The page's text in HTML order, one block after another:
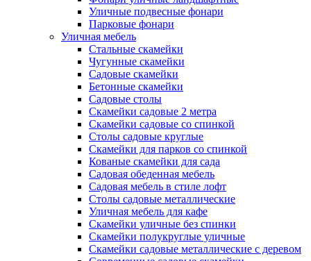
Уличные подвесные фонари
Парковые фонари
Уличная мебель
Стальные скамейки
Чугунные скамейки
Садовые скамейки
Бетонные скамейки
Садовые столы
Скамейки садовые 2 метра
Cкамейки садовые со спинкой
Столы садовые круглые
Скамейки для парков со спинкой
Кованые скамейки для сада
Садовая обеденная мебель
Садовая мебель в стиле лофт
Столы садовые металлические
Уличная мебель для кафе
Скамейки уличные без спинки
Скамейки полукруглые уличные
Скамейки садовые металлические с деревом